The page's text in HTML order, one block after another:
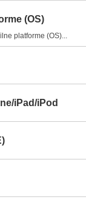
(OS)
platforme (OS)...
iPad/iPod